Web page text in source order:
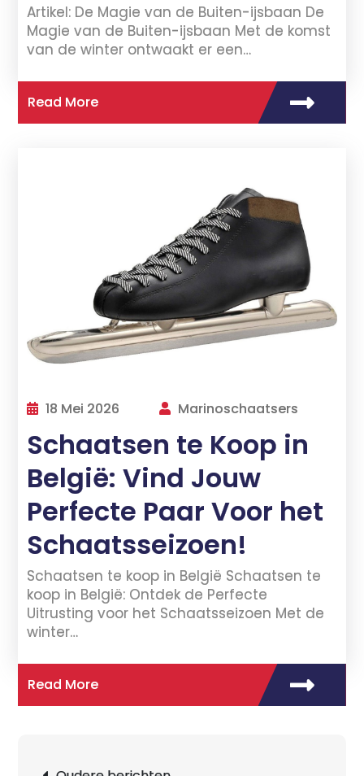
Artikel: De Magie van de Buiten-ijsbaan De
Magie van de Buiten-ijsbaan Met de komst
van de winter ontwaakt er een…
Read More
18 Mei 2026 Marinoschaatsers
Schaatsen te Koop in
België: Vind Jouw
Perfecte Paar Voor het
Schaatsseizoen!
Schaatsen te koop in België Schaatsen te
koop in België: Ontdek de Perfecte
Uitrusting voor het Schaatsseizoen Met de
winter…
Read More